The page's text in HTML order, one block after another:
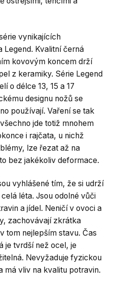
vynikajících
Legend. Kvalitní černá
kovovým koncem drží
z keramiky. Série Legend
o délce 13, 15 a 17
designu nožů se
používají. Vaření se tak
jde totiž mnohem
i rajčata, u nichž
lze řezat až na
bez jakékoliv deformace.
vyhlášené tím, že si udrží
léta. Jsou odolné vůči
a jídel. Neničí v ovoci a
zachovávají zkrátka
tom nejlepším stavu. Čas
je tvrdší než ocel, je
Nevyžaduje fyzickou
má vliv na kvalitu potravin.